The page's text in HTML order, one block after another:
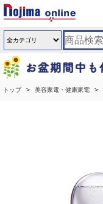
トップ 美容家電・健康家電